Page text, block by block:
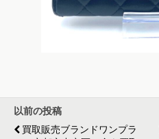
以前の投稿
買取販売ブランドワンプラ